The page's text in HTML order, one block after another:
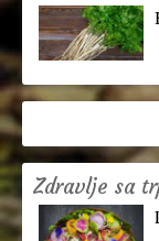
Zdravlje sa